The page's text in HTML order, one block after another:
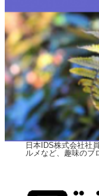
日本IDS株式会社社
ルメなど、趣味のブ